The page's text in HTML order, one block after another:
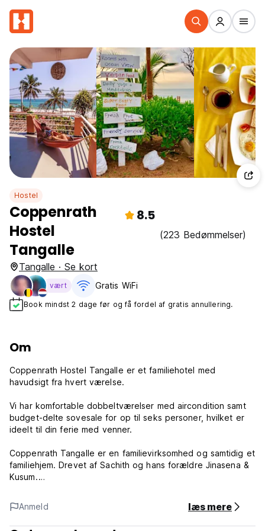
Hostel
Coppenrath
Hostel
Tangalle
8.5
(223 Bedømmelser)
Tangalle · Se kort
vært Gratis WiFi
Book mindst 2 dage før og få fordel af gratis annullering.
Om
Coppenrath Hostel Tangalle er et familiehotel med
havudsigt fra hvert værelse.
Vi har komfortable dobbeltværelser med aircondition samt
budget-delte sovesale for op til seks personer, hvilket er
ideelt til din ferie med venner.
Coppenrath Tangalle er en familievirksomhed og samtidig et
familiehjem. Drevet af Sachith og hans forældre Jinasena &
Kusum.
Alle, inklusive nogle få medarbejdere, ringer til Sachiths
forældre for mor og far, fordi de virkelig sætter deres
hjerte i arbejde for at yde den bedste service.
Anmeld læs mere